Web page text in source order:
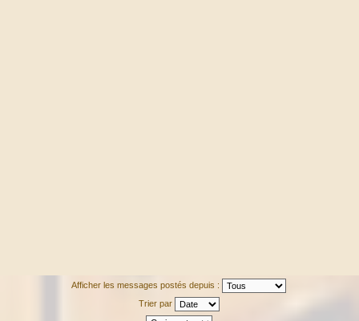
Afficher les messages postés depuis :
Trier par